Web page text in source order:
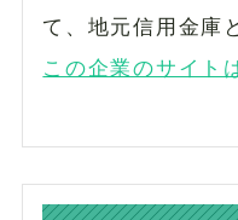
て、地元信用金庫
この企業のサイト